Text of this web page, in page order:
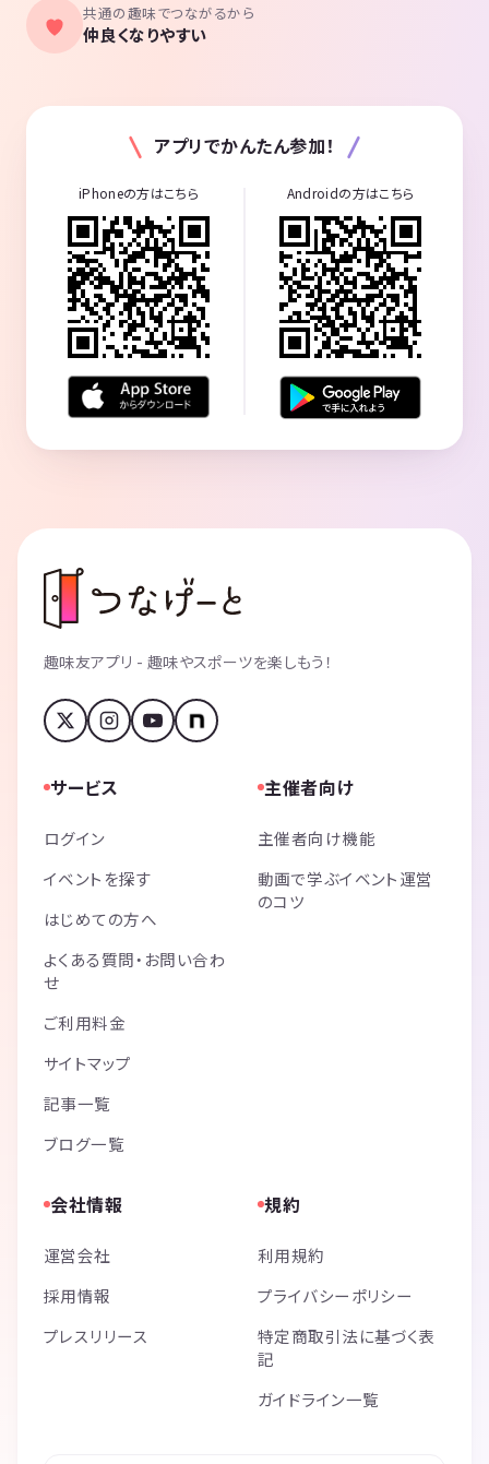
共通の趣味でつながるから
仲良くなりやすい
アプリでかんたん参加！
iPhoneの方はこちら Androidの方はこちら
趣味友アプリ - 趣味やスポーツを楽しもう！
サービス
ログイン
イベントを探す
はじめての方へ
よくある質問・お問い合わ
せ
ご利用料金
サイトマップ
記事一覧
ブログ一覧
主催者向け
主催者向け機能
動画で学ぶイベント運営
のコツ
会社情報
運営会社
採用情報
プレスリリース
規約
利用規約
プライバシーポリシー
特定商取引法に基づく表
記
ガイドライン一覧